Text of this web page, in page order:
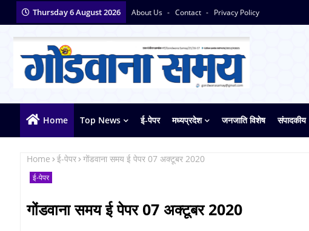
Thursday 6 August 2026 About Us Contact Privacy Policy
Home Top News ई-पेपर मध्यप्रदेश जनजाति विशेष संपादकीय
Home ई-पेपर गोंडवाना समय ई पेपर 07 अक्टूबर 2020
ई-पेपर
गोंडवाना समय ई पेपर 07 अक्टूबर 2020